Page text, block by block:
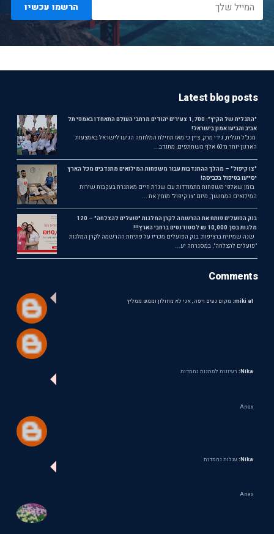
הרשמו עכשיו
Latest blog posts
"התגלית של הקיץ": 1,700 צעירים יהודים מרחבי העולם התאחדו באמפי תל
אביב והביעו אמון בישראל!
מנכ"ל תגלית, גידי מרק, ציין כי מאז תחילת המלחמה הגיעו לישראל באמצעות
הארגון יותר מ־60 אלף משתתפים, מתנדב...
"צו קיפול" – מהלך ההתנדבות עבור משפחות המילואים מתנדבים מכל הארץ
יסייעו בטיפול בכביסה!
בזמן שאלפי משפחות מתמודדות עם שגרת חיים מאתגרת בעקבות שירות
המילואים הממושך, מיזם "צו קיפול" מזמין את ...
בנק הפועלים פותח את ההרשמה לקרן המלגות "פועלים להצלחה" – 120
מלגות בסך 10,000 ₪ לסטודנטים ברחבי הארץ!!!
שנה שמינית ברציפות: בנק הפועלים מכריז על פתיחת ההרשמה לקרן המלגות
"פועלים להצלחה", במסגרתה יע...
Comments
miki at: מקום נעים ויפה , אני לא מחולון וממש ממליץ
Nika: רעיונות למתנות נחמדות
Anex
Nika: עגלות נחמדות
Anex